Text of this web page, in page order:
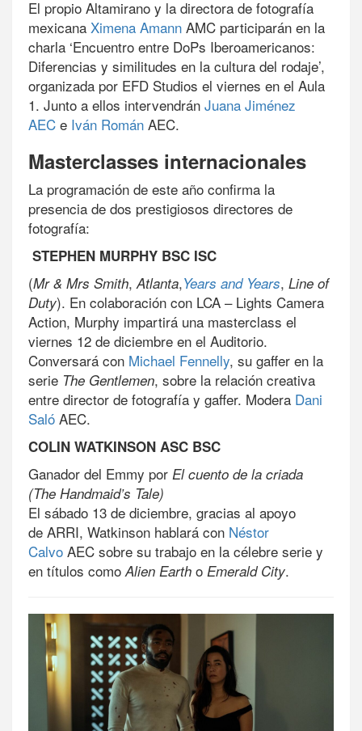
El propio Altamirano y la directora de fotografía
mexicana Ximena Amann AMC participarán en la
charla ‘Encuentro entre DoPs Iberoamericanos:
Diferencias y similitudes en la cultura del rodaje’,
organizada por EFD Studios el viernes en el Aula
1. Junto a ellos intervendrán Juana Jiménez
AEC e Iván Román AEC.
Masterclasses internacionales
La programación de este año confirma la
presencia de dos prestigiosos directores de
fotografía:
STEPHEN MURPHY BSC ISC
(Mr & Mrs Smith, Atlanta,Years and Years, Line of
Duty). En colaboración con LCA – Lights Camera
Action, Murphy impartirá una masterclass el
viernes 12 de diciembre en el Auditorio.
Conversará con Michael Fennelly, su gaffer en la
serie The Gentlemen, sobre la relación creativa
entre director de fotografía y gaffer. Modera Dani
Saló AEC.
COLIN WATKINSON ASC BSC
Ganador del Emmy por El cuento de la criada
(The Handmaid’s Tale)
El sábado 13 de diciembre, gracias al apoyo
de ARRI, Watkinson hablará con Néstor
Calvo AEC sobre su trabajo en la célebre serie y
en títulos como Alien Earth o Emerald City.